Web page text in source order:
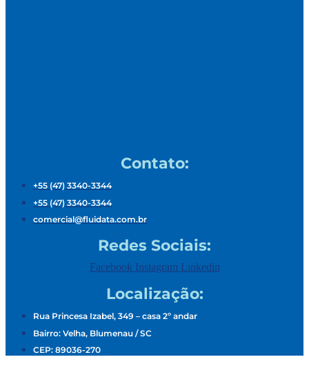
Contato:
+55 (47) 3340-3344
+55 (47) 3340-3344
comercial@fluidata.com.br
Redes Sociais:
Facebook Instagram Linkedin
Localização:
Rua Princesa Izabel, 349 – casa 2º andar
Bairro: Velha, Blumenau / SC
CEP: 89036-270